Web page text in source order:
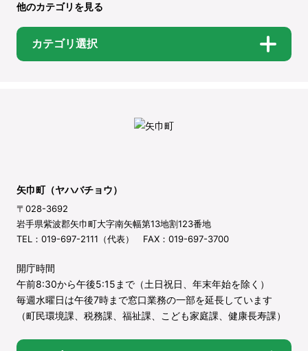
他のカテゴリを見る
カテゴリ選択
矢巾町（ヤハバチョウ）
〒028-3692
岩手県紫波郡矢巾町大字南矢幅第13地割123番地
TEL：019-697-2111（代表） FAX：019-697-3700
開庁時間
午前8:30から午後5:15まで（土日祝日、年末年始を除く）
毎週水曜日は午後7時まで窓口業務の一部を延長しています
（町民環境課、税務課、福祉課、こども家庭課、健康長寿課）